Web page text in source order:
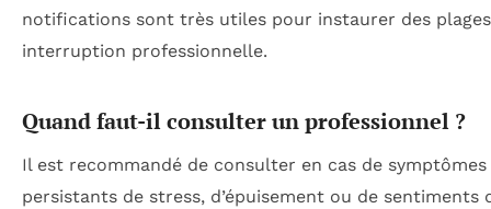
notifications sont très utiles pour instaurer des
interruption professionnelle.
Quand faut-il consulter un professionnel ?
Il est recommandé de consulter en cas de symptômes
persistants de stress, d’épuisement ou de sentiments